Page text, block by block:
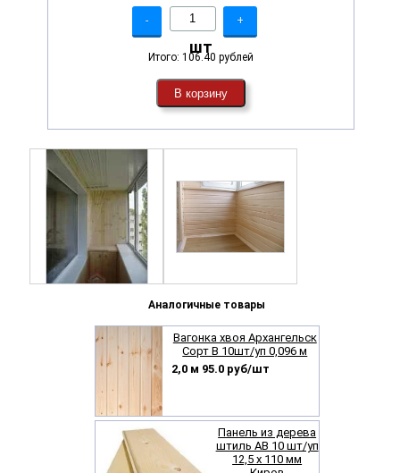
- +
шт
Итого: 106.40 рублей
В корзину
Аналогичные товары
Вагонка хвоя Архангельск
Сорт B 10шт/уп 0,096 м
2,0 м 95.0 руб/шт
Панель из дерева
штиль АВ 10 шт/уп
12,5 х 110 мм